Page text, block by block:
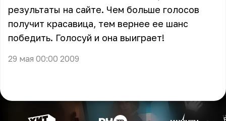
результаты на сайте. Чем больше голосов
получит красавица, тем вернее ее шанс
победить. Голосуй и она выиграет!
29 мая 00:00 2009